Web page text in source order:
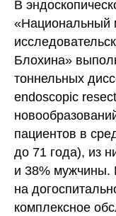
В
«Национальный
Блохина»
тоннельных
endoscopic
пациентов в
до 71 года), из
и 38% мужчины.
на
комплексное